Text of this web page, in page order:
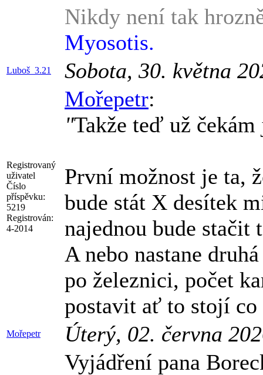
Nikdy není tak
Myosotis.
Luboš_3.21 Sobota, 30. května
Registrovaný
uživatel
Číslo
příspěvku:
5219
Registrován:
4-2014
Mořepetr:
"Takže teď už
První možnost je ta,
bude stát X desítek
najednou bude stačit
A nebo nastane
po železnici, počet
postavit ať to stojí
Mořepetr Úterý, 02. června
Vyjádření pana